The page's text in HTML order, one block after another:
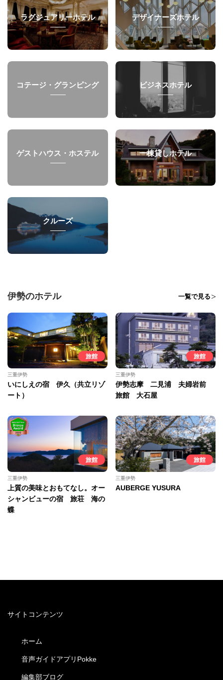
ラグジュアリーホテル デザイナーズホテル
コテージ・グランピング ビジネスホテル
ゲストハウス・ホステル 一棟貸しホテル
クルーズ
伊勢のホテル 一覧で見る
旅館
三重伊勢
いにしえの宿 伊久（共立リゾ
ート）
旅館
三重伊勢
伊勢志摩 二見浦 夫婦岩前
旅館 大石屋
旅館
三重伊勢
上質の美味とおもてなし。オー
シャンビューの宿 旅荘 海の
蝶
旅館
三重伊勢
AUBERGE YUSURA
サイトコンテンツ
ホーム
音声ガイドアプリPokke
編集部ブログ